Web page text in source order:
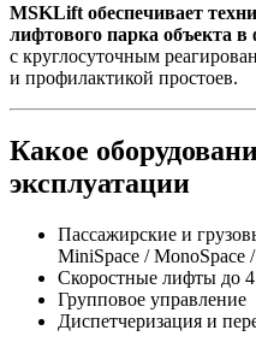
MSKLift обеспечивает
лифтового парка объекта
с круглосуточным
и профилактикой простоев.
Какое
эксплуатации
Пассажирские и
MiniSpace / MonoSpace
Скоростные лифты до
Групповое управление
Диспетчеризация и